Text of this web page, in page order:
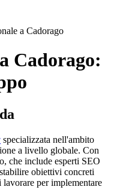
a Cadorago
Cadorago:
specializzata nell'ambito
a livello globale. Con
che include esperti SEO
obiettivi concreti
per implementare